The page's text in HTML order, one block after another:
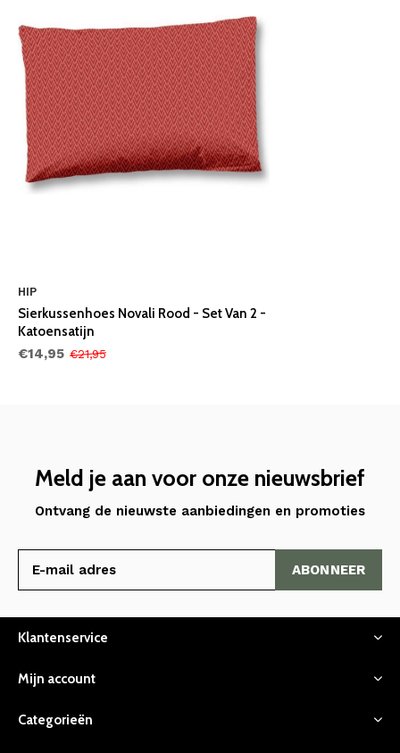
HIP
Sierkussenhoes Novali Rood - Set Van 2 -
Katoensatijn
€14,95 €21,95
Meld je aan voor onze nieuwsbrief
Ontvang de nieuwste aanbiedingen en promoties
ABONNEER
Klantenservice
Mijn account
Categorieën